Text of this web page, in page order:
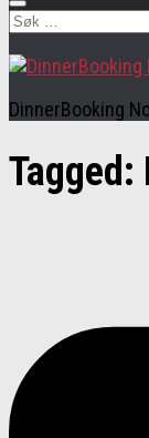
Søk
DinnerBooking
Tagged: